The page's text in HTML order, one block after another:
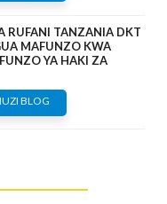
RUFANI TANZANIA DKT
MAFUNZO KWA
YA HAKI ZA
BLOG